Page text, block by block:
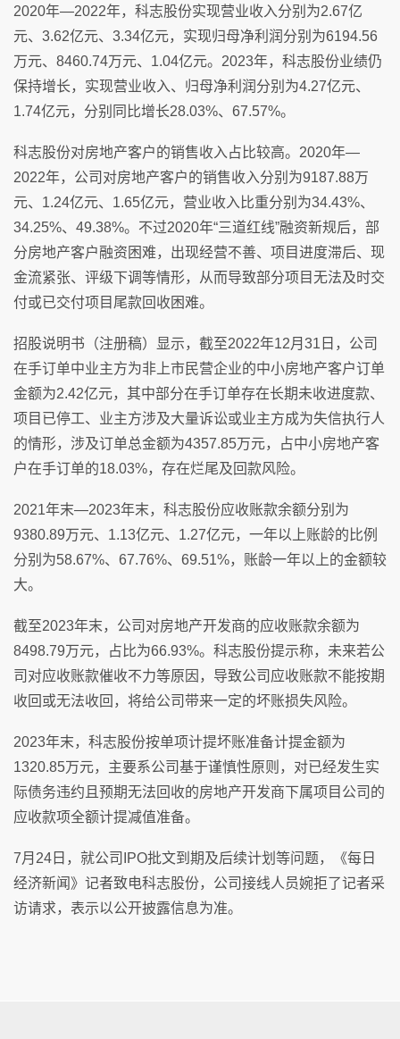
2020年—2022年，科志股份实现营业收入分别为2.67亿
元、3.62亿元、3.34亿元，实现归母净利润分别为6194.56
万元、8460.74万元、1.04亿元。2023年，科志股份业绩仍
保持增长，实现营业收入、归母净利润分别为4.27亿元、
1.74亿元，分别同比增长28.03%、67.57%。
科志股份对房地产客户的销售收入占比较高。2020年—
2022年，公司对房地产客户的销售收入分别为9187.88万
元、1.24亿元、1.65亿元，营业收入比重分别为34.43%、
34.25%、49.38%。不过2020年“三道红线”融资新规后，部
分房地产客户融资困难，出现经营不善、项目进度滞后、现
金流紧张、评级下调等情形，从而导致部分项目无法及时交
付或已交付项目尾款回收困难。
招股说明书（注册稿）显示，截至2022年12月31日，公司
在手订单中业主方为非上市民营企业的中小房地产客户订单
金额为2.42亿元，其中部分在手订单存在长期未收进度款、
项目已停工、业主方涉及大量诉讼或业主方成为失信执行人
的情形，涉及订单总金额为4357.85万元，占中小房地产客
户在手订单的18.03%，存在烂尾及回款风险。
2021年末—2023年末，科志股份应收账款余额分别为
9380.89万元、1.13亿元、1.27亿元，一年以上账龄的比例
分别为58.67%、67.76%、69.51%，账龄一年以上的金额较
大。
截至2023年末，公司对房地产开发商的应收账款余额为
8498.79万元，占比为66.93%。科志股份提示称，未来若公
司对应收账款催收不力等原因，导致公司应收账款不能按期
收回或无法收回，将给公司带来一定的坏账损失风险。
2023年末，科志股份按单项计提坏账准备计提金额为
1320.85万元，主要系公司基于谨慎性原则，对已经发生实
际债务违约且预期无法回收的房地产开发商下属项目公司的
应收款项全额计提减值准备。
7月24日，就公司IPO批文到期及后续计划等问题，《每日
经济新闻》记者致电科志股份，公司接线人员婉拒了记者采
访请求，表示以公开披露信息为准。